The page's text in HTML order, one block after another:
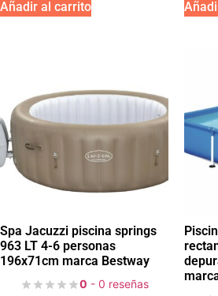
Añadir al carrito
Spa Jacuzzi piscina springs
963 LT 4-6 personas
196x71cm marca Bestway
0 - 0 reseñas